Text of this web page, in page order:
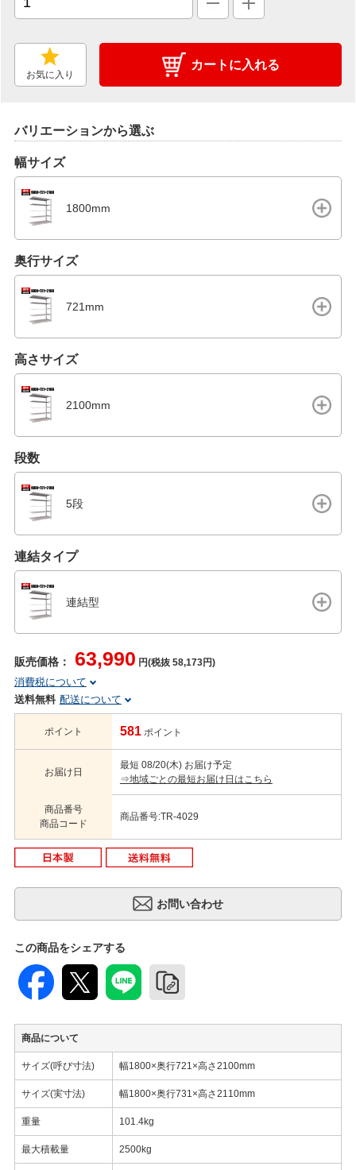
お気に入り
カートに入れる
バリエーションから選ぶ
幅サイズ
1800mm
奥行サイズ
721mm
高さサイズ
2100mm
段数
5段
連結タイプ
連結型
販売価格： 63,990 円(税抜 58,173円)
消費税について
送料無料 配送について
ポイント 581 ポイント
お届け日
最短 08/20(木) お届け予定
⇒地域ごとの最短お届け日はこちら
商品番号
商品コード
商品番号:TR-4029
この商品をシェアする
商品について
サイズ(呼び寸法) 幅1800×奥行721×高さ2100mm
サイズ(実寸法) 幅1800×奥行731×高さ2110mm
重量 101.4kg
最大積載量 2500kg